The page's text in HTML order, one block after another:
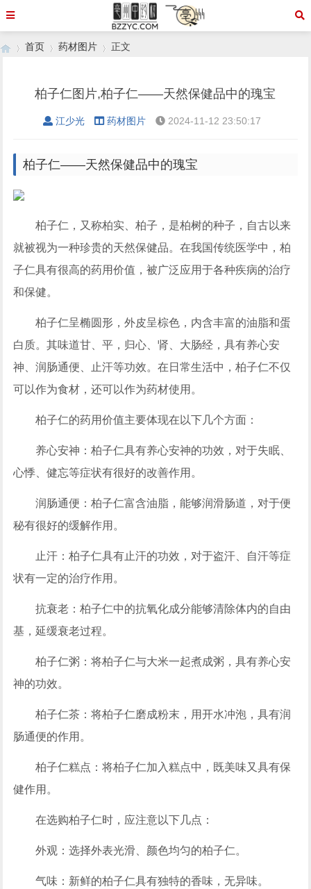
首页 药材图片 正文
柏子仁图片,柏子仁——天然保健品中的瑰宝
江少光 药材图片 2024-11-12 23:50:17
柏子仁——天然保健品中的瑰宝
柏子仁，又称柏实、柏子，是柏树的种子，自古以来
就被视为一种珍贵的天然保健品。在我国传统医学中，柏
子仁具有很高的药用价值，被广泛应用于各种疾病的治疗
和保健。
柏子仁呈椭圆形，外皮呈棕色，内含丰富的油脂和蛋
白质。其味道甘、平，归心、肾、大肠经，具有养心安
神、润肠通便、止汗等功效。在日常生活中，柏子仁不仅
可以作为食材，还可以作为药材使用。
柏子仁的药用价值主要体现在以下几个方面：
养心安神：柏子仁具有养心安神的功效，对于失眠、
心悸、健忘等症状有很好的改善作用。
润肠通便：柏子仁富含油脂，能够润滑肠道，对于便
秘有很好的缓解作用。
止汗：柏子仁具有止汗的功效，对于盗汗、自汗等症
状有一定的治疗作用。
抗衰老：柏子仁中的抗氧化成分能够清除体内的自由
基，延缓衰老过程。
柏子仁粥：将柏子仁与大米一起煮成粥，具有养心安
神的功效。
柏子仁茶：将柏子仁磨成粉末，用开水冲泡，具有润
肠通便的作用。
柏子仁糕点：将柏子仁加入糕点中，既美味又具有保
健作用。
在选购柏子仁时，应注意以下几点：
外观：选择外表光滑、颜色均匀的柏子仁。
气味：新鲜的柏子仁具有独特的香味，无异味。